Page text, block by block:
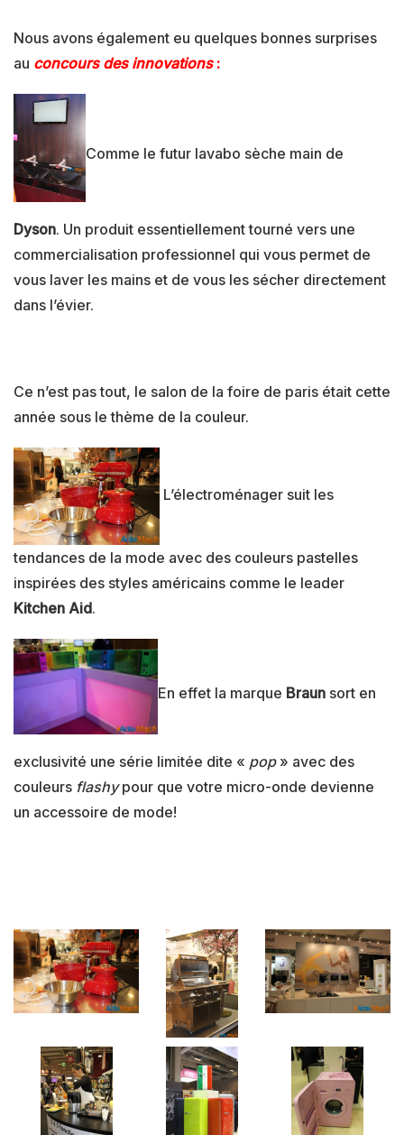
Nous avons également eu quelques bonnes surprises
au concours des innovations:
Comme le futur lavabo sèche main de
Dyson. Un produit essentiellement tourné vers une
commercialisation professionnel qui vous permet de
vous laver les mains et de vous les sécher directement
dans l’évier.
Ce n’est pas tout, le salon de la foire de paris était cette
année sous le thème de la couleur.
L’électroménager suit les
tendances de la mode avec des couleurs pastelles
inspirées des styles américains comme le leader
Kitchen Aid.
En effet la marque Braun sort en
exclusivité une série limitée dite « pop» avec des
couleurs flashypour que votre micro-onde devienne
un accessoire de mode!